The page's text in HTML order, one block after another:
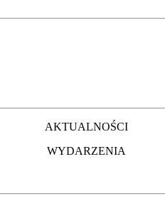
AKTUALNOŚCI
WYDARZENIA